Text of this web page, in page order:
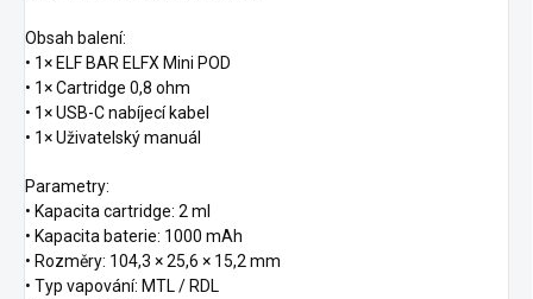
Obsah balení:
• 1× ELF BAR ELFX Mini POD
• 1× Cartridge 0,8 ohm
• 1× USB-C nabíjecí kabel
• 1× Uživatelský manuál
Parametry:
• Kapacita cartridge: 2 ml
• Kapacita baterie: 1000 mAh
• Rozměry: 104,3 × 25,6 × 15,2 mm
• Typ vapování: MTL / RDL